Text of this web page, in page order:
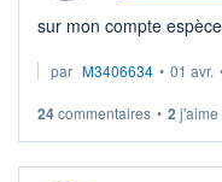
sur mon compte
par M3406634 • 01 avr.
24commentaires • 2 j'aime